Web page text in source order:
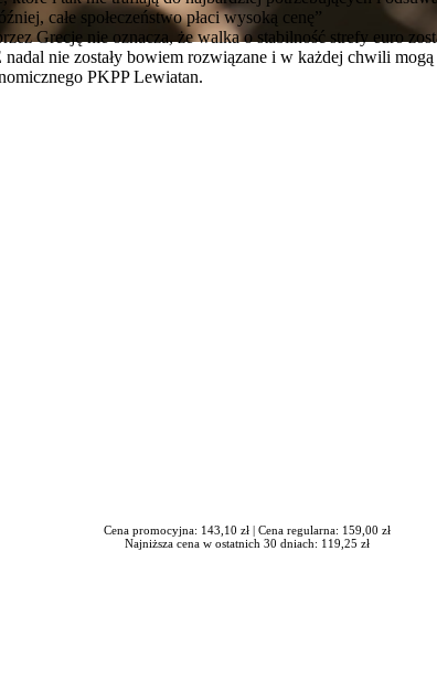
całe społeczeństwo płaci wysoką cenę”
Grecję nie oznacza, że walka o stabilność strefy euro
nie zostały bowiem rozwiązane i w każdej chwili
PKPP Lewiatan.
się w nowym oknie
Cena promocyjna: 143,10 zł | Cena regularna: 159,00 zł
Najniższa cena w ostatnich 30 dniach: 119,25 zł